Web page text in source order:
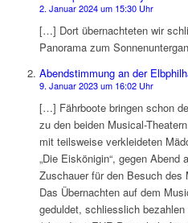
2. Januar 2024 um 15:30 Uhr
[…] Dort übernachteten wir
Panorama zum
Abendstimmung an der
9. Januar 2023 um 16:02 Uhr
[…] Fährboote bringen schon
zu den beiden Musical-
mit teilsweise verkleideten
„Die Eiskönigin“, gegen
Zuschauer für den Besuch des
Das Übernachten auf dem
geduldet, schliesslich